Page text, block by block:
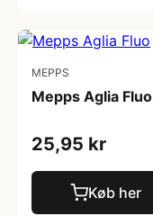
MEPPS
Mepps Aglia Fluo
25,95 kr
Køb her